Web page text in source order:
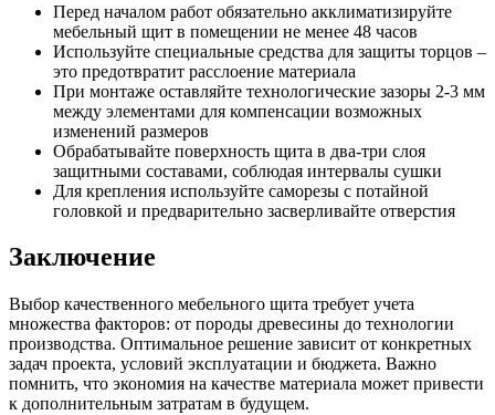
Перед началом работ обязательно акклиматизируйте
мебельный щит в помещении не менее 48 часов
Используйте специальные средства для защиты торцов –
это предотвратит расслоение материала
При монтаже оставляйте технологические зазоры 2-3 мм
между элементами для компенсации возможных
изменений размеров
Обрабатывайте поверхность щита в два-три слоя
защитными составами, соблюдая интервалы сушки
Для крепления используйте саморезы с потайной
головкой и предварительно засверливайте отверстия
Заключение
Выбор качественного мебельного щита требует учета
множества факторов: от породы древесины до технологии
производства. Оптимальное решение зависит от конкретных
задач проекта, условий эксплуатации и бюджета. Важно
помнить, что экономия на качестве материала может привести
к дополнительным затратам в будущем.